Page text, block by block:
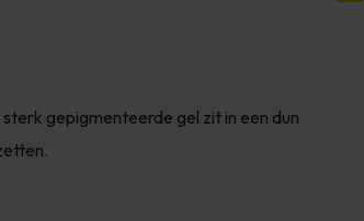
gepigmenteerde gel zit in een dun